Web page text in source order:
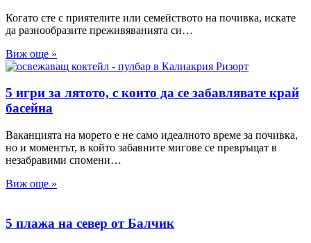
Когато сте с приятелите или семейството на почивка, искате
да разнообразите преживяванията си…
Виж още »
5 игри за лятото, с които да се забавлявате край
басейна
Ваканцията на морето е не само идеалното време за почивка,
но и моментът, в който забавните мигове се превръщат в
незабравими спомени…
Виж още »
5 плажа на север от Балчик